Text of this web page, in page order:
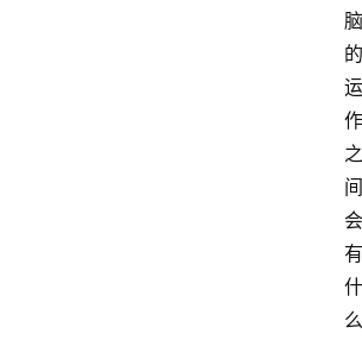
脑
的
运
作
之
间
会
有
什
么